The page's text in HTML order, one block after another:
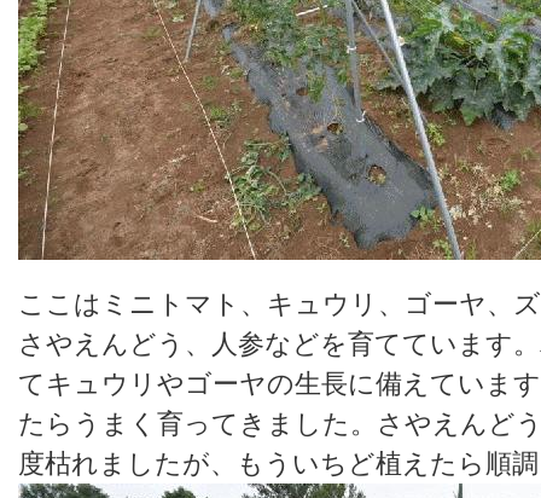
ここはミニトマト、キュウリ、ゴーヤ、
さやえんどう、人参などを育てています
てキュウリやゴーヤの生長に備えていま
たらうまく育ってきました。さやえんど
度枯れましたが、もういちど植えたら順